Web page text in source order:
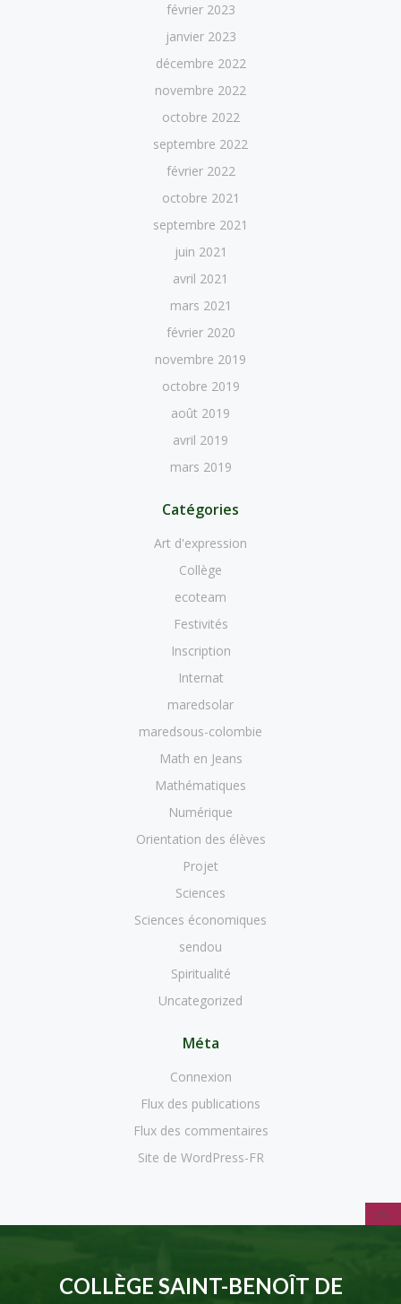
février 2023
janvier 2023
décembre 2022
novembre 2022
octobre 2022
septembre 2022
février 2022
octobre 2021
septembre 2021
juin 2021
avril 2021
mars 2021
février 2020
novembre 2019
octobre 2019
août 2019
avril 2019
mars 2019
Catégories
Art d'expression
Collège
ecoteam
Festivités
Inscription
Internat
maredsolar
maredsous-colombie
Math en Jeans
Mathématiques
Numérique
Orientation des élèves
Projet
Sciences
Sciences économiques
sendou
Spiritualité
Uncategorized
Méta
Connexion
Flux des publications
Flux des commentaires
Site de WordPress-FR
COLLÈGE SAINT-BENOÎT DE